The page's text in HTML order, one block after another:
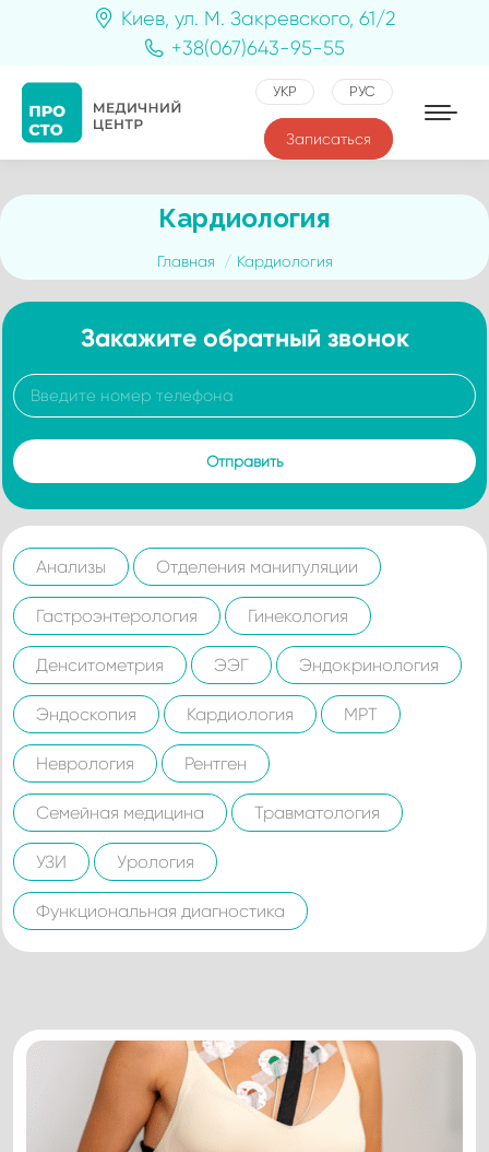
Киев, ул. М. Закревского, 61/2
+38(067)643-95-55
УКР РУС
Записаться
Кардиология
Вы здесь:
Главная Кардиология
Закажите обратный звонок
Анализы Отделения манипуляции
Гастроэнтерология Гинекология
Денситометрия ЭЭГ Эндокринология
Эндоскопия Кардиология МРТ
Неврология Рентген
Семейная медицина Травматология
УЗИ Урология
Функциональная диагностика